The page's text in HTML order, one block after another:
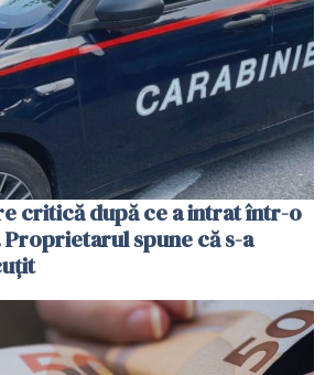
critică după ce a intrat într-o
Proprietarul spune că s-a